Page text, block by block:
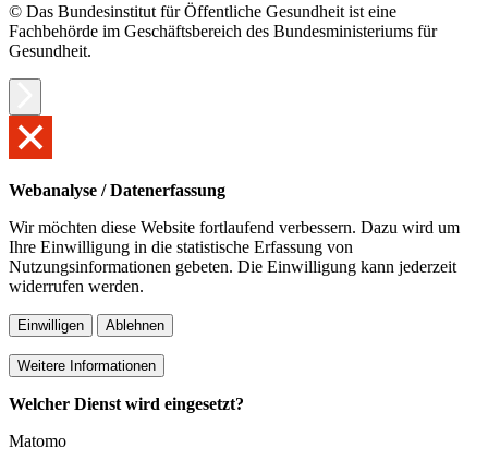
© Das Bundesinstitut für Öffentliche Gesundheit ist eine
Fachbehörde im Geschäftsbereich des Bundesministeriums für
Gesundheit.
Webanalyse / Datenerfassung
Wir möchten diese Website fortlaufend verbessern. Dazu wird um
Ihre Einwilligung in die statistische Erfassung von
Nutzungsinformationen gebeten. Die Einwilligung kann jederzeit
widerrufen werden.
Einwilligen Ablehnen
Weitere Informationen
Welcher Dienst wird eingesetzt?
Matomo